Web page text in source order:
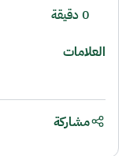
0 دقيقة
العلامات
مشاركة